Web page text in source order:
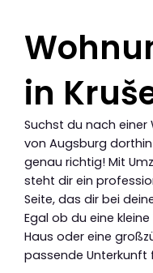
in
Suchst du nach einer
von Augsburg
genau richtig! Mit
steht dir ein
Seite, das dir bei
Egal ob du eine
Haus oder eine
passende Unterkunft